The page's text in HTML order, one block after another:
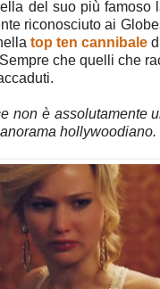
del suo più famoso
riconosciuto ai
top ten cannibale
che quelli che
non è assolutamente
hollywoodiano.